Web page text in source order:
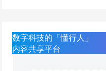
数字科技的「懂行人」
内容共享平台